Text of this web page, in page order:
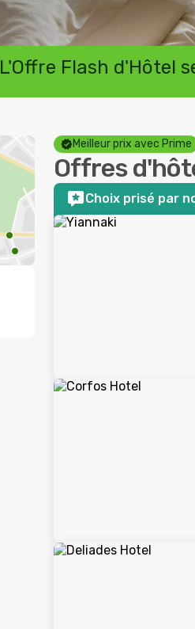
L'Offre Flash d'Hôtel
Meilleur prix avec Prime
Offres
Choix prisé par